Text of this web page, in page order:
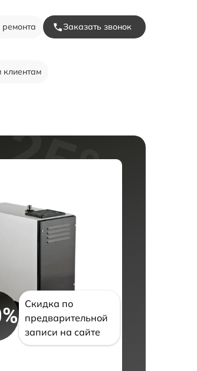
ремонта Заказать звонок
Скидка по
предварительной
записи на сайте